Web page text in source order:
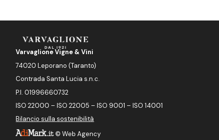
©Web Agency
Varvaglione Vigne & Vini
74020 Leporano (Taranto)
Contrada Santa Lucia s.n.c.
P.I. 01996660732
ISO 22000 – ISO 22005 – ISO 9001 – ISO 14001
Bilancio sulla sostenibilità